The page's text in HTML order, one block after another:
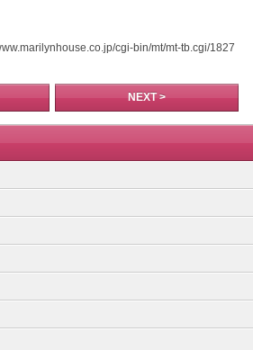
cgi-bin/mt/mt-tb.cgi/1827
NEXT >